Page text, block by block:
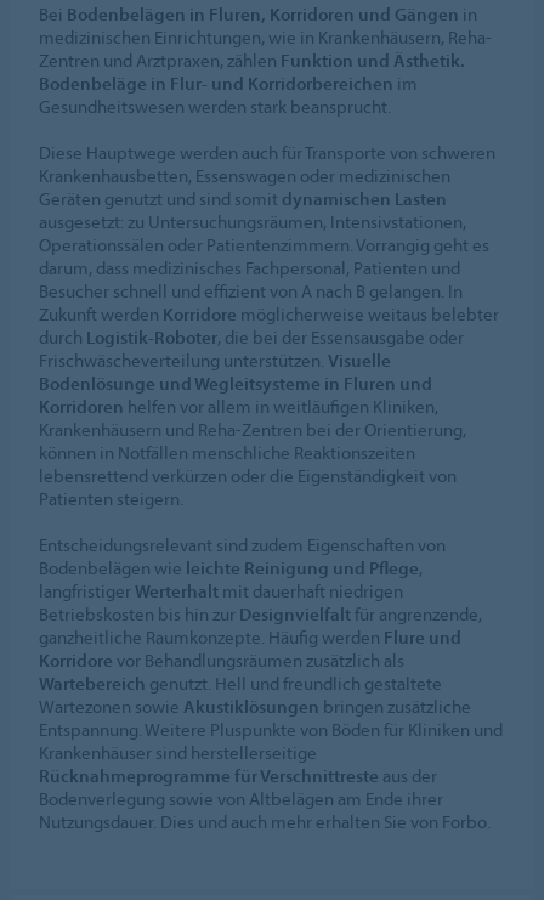
Bei Bodenbelägen in Fluren, Korridoren und Gängen in
medizinischen Einrichtungen, wie in Krankenhäusern, Reha-
Zentren und Arztpraxen, zählen Funktion und Ästhetik.
Bodenbeläge in Flur- und Korridorbereichen im
Gesundheitswesen werden stark beansprucht.
Diese Hauptwege werden auch für Transporte von schweren
Krankenhausbetten, Essenswagen oder medizinischen
Geräten genutzt und sind somit dynamischen Lasten
ausgesetzt: zu Untersuchungsräumen, Intensivstationen,
Operationssälen oder Patientenzimmern. Vorrangig geht es
darum, dass medizinisches Fachpersonal, Patienten und
Besucher schnell und effizient von A nach B gelangen. In
Zukunft werden Korridore möglicherweise weitaus belebter
durch Logistik-Roboter, die bei der Essensausgabe oder
Frischwäscheverteilung unterstützen.Visuelle
Bodenlösunge und Wegleitsysteme in Fluren und
Korridoren helfen vor allem in weitläufigen Kliniken,
Krankenhäusern und Reha-Zentren bei der Orientierung,
können in Notfällen menschliche Reaktionszeiten
lebensrettend verkürzen oder die Eigenständigkeit von
Patienten steigern.
Entscheidungsrelevant sind zudem Eigenschaften von
Bodenbelägen wie leichte Reinigung und Pflege,
langfristigerWerterhalt mit dauerhaft niedrigen
Betriebskosten bis hin zur Designvielfaltfür angrenzende,
ganzheitliche Raumkonzepte. Häufig werden Flure und
Korridore vor Behandlungsräumen zusätzlich als
Wartebereich genutzt. Hell und freundlich gestaltete
Wartezonen sowie Akustiklösungen bringen zusätzliche
Entspannung. Weitere Pluspunkte von Böden für Kliniken und
Krankenhäuser sind herstellerseitige
Rücknahmeprogramme für Verschnittreste aus der
Bodenverlegung sowie von Altbelägen am Ende ihrer
Nutzungsdauer. Dies und auch mehr erhalten Sie von Forbo.